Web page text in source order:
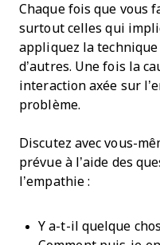
Chaque fois que vous
surtout celles qui
appliquez la technique
d’autres. Une fois la
interaction axée sur
problème.
Discutez avec vous-
prévue à l’aide des
l’empathie :
Y a-t-il quelque